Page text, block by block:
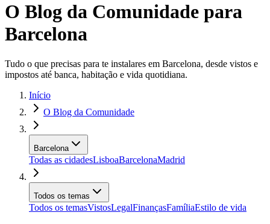
O Blog da Comunidade para
Barcelona
Tudo o que precisas para te instalares em Barcelona, desde vistos e
impostos até banca, habitação e vida quotidiana.
Início
O Blog da Comunidade
Barcelona
Todas as cidadesLisboaBarcelonaMadrid
Todos os temas
Todos os temasVistosLegalFinançasFamíliaEstilo de vida